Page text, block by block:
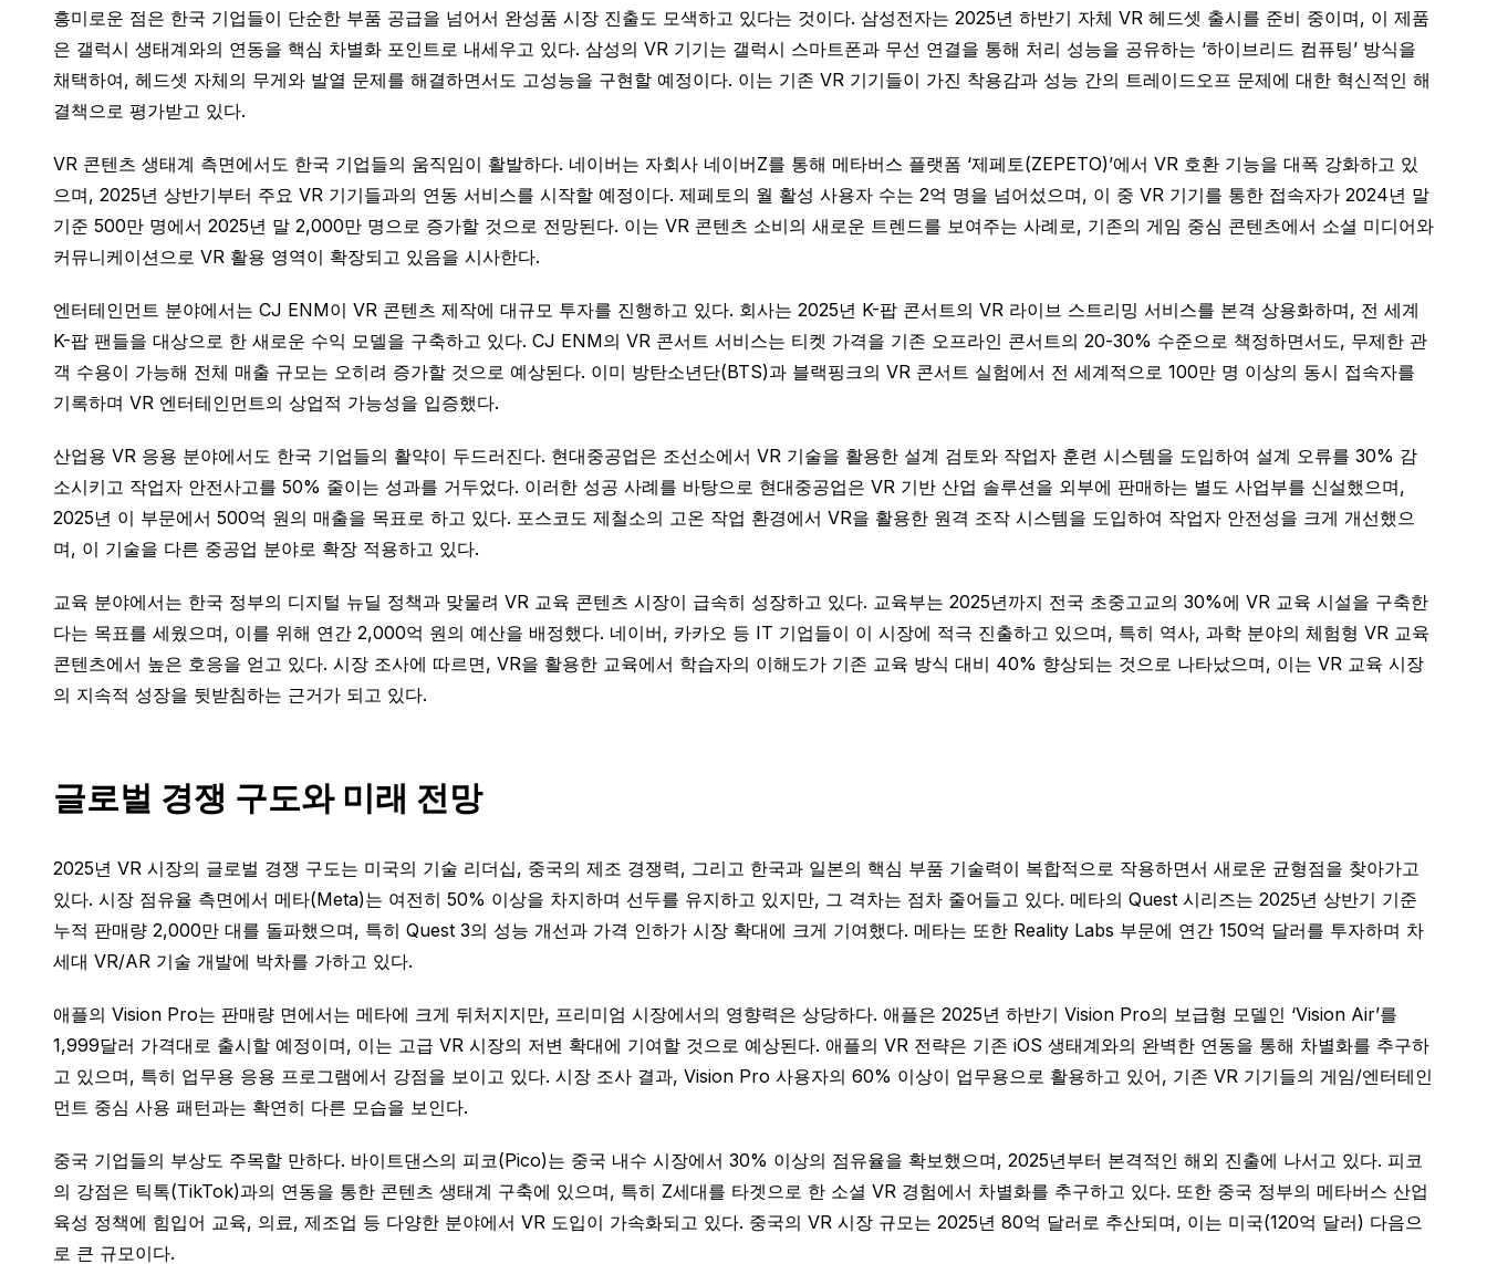
흥미로운 점은 한국 기업들이 단순한 부품 공급을 넘어서 완성품 시장 진출도 모색하고 있다는 것이다. 삼성전자는 2025년 하반기 자체 VR 헤드셋 출시를 준비 중이며, 이 제품
은 갤럭시 생태계와의 연동을 핵심 차별화 포인트로 내세우고 있다. 삼성의 VR 기기는 갤럭시 스마트폰과 무선 연결을 통해 처리 성능을 공유하는 ‘하이브리드 컴퓨팅’ 방식을
채택하여, 헤드셋 자체의 무게와 발열 문제를 해결하면서도 고성능을 구현할 예정이다. 이는 기존 VR 기기들이 가진 착용감과 성능 간의 트레이드오프 문제에 대한 혁신적인 해
결책으로 평가받고 있다.
VR 콘텐츠 생태계 측면에서도 한국 기업들의 움직임이 활발하다. 네이버는 자회사 네이버Z를 통해 메타버스 플랫폼 ‘제페토(ZEPETO)’에서 VR 호환 기능을 대폭 강화하고 있
으며, 2025년 상반기부터 주요 VR 기기들과의 연동 서비스를 시작할 예정이다. 제페토의 월 활성 사용자 수는 2억 명을 넘어섰으며, 이 중 VR 기기를 통한 접속자가 2024년 말
기준 500만 명에서 2025년 말 2,000만 명으로 증가할 것으로 전망된다. 이는 VR 콘텐츠 소비의 새로운 트렌드를 보여주는 사례로, 기존의 게임 중심 콘텐츠에서 소셜 미디어와
커뮤니케이션으로 VR 활용 영역이 확장되고 있음을 시사한다.
엔터테인먼트 분야에서는 CJ ENM이 VR 콘텐츠 제작에 대규모 투자를 진행하고 있다. 회사는 2025년 K-팝 콘서트의 VR 라이브 스트리밍 서비스를 본격 상용화하며, 전 세계
K-팝 팬들을 대상으로 한 새로운 수익 모델을 구축하고 있다. CJ ENM의 VR 콘서트 서비스는 티켓 가격을 기존 오프라인 콘서트의 20-30% 수준으로 책정하면서도, 무제한 관
객 수용이 가능해 전체 매출 규모는 오히려 증가할 것으로 예상된다. 이미 방탄소년단(BTS)과 블랙핑크의 VR 콘서트 실험에서 전 세계적으로 100만 명 이상의 동시 접속자를
기록하며 VR 엔터테인먼트의 상업적 가능성을 입증했다.
산업용 VR 응용 분야에서도 한국 기업들의 활약이 두드러진다. 현대중공업은 조선소에서 VR 기술을 활용한 설계 검토와 작업자 훈련 시스템을 도입하여 설계 오류를 30% 감
소시키고 작업자 안전사고를 50% 줄이는 성과를 거두었다. 이러한 성공 사례를 바탕으로 현대중공업은 VR 기반 산업 솔루션을 외부에 판매하는 별도 사업부를 신설했으며,
2025년 이 부문에서 500억 원의 매출을 목표로 하고 있다. 포스코도 제철소의 고온 작업 환경에서 VR을 활용한 원격 조작 시스템을 도입하여 작업자 안전성을 크게 개선했으
며, 이 기술을 다른 중공업 분야로 확장 적용하고 있다.
교육 분야에서는 한국 정부의 디지털 뉴딜 정책과 맞물려 VR 교육 콘텐츠 시장이 급속히 성장하고 있다. 교육부는 2025년까지 전국 초중고교의 30%에 VR 교육 시설을 구축한
다는 목표를 세웠으며, 이를 위해 연간 2,000억 원의 예산을 배정했다. 네이버, 카카오 등 IT 기업들이 이 시장에 적극 진출하고 있으며, 특히 역사, 과학 분야의 체험형 VR 교육
콘텐츠에서 높은 호응을 얻고 있다. 시장 조사에 따르면, VR을 활용한 교육에서 학습자의 이해도가 기존 교육 방식 대비 40% 향상되는 것으로 나타났으며, 이는 VR 교육 시장
의 지속적 성장을 뒷받침하는 근거가 되고 있다.
글로벌 경쟁 구도와 미래 전망
2025년 VR 시장의 글로벌 경쟁 구도는 미국의 기술 리더십, 중국의 제조 경쟁력, 그리고 한국과 일본의 핵심 부품 기술력이 복합적으로 작용하면서 새로운 균형점을 찾아가고
있다. 시장 점유율 측면에서 메타(Meta)는 여전히 50% 이상을 차지하며 선두를 유지하고 있지만, 그 격차는 점차 줄어들고 있다. 메타의 Quest 시리즈는 2025년 상반기 기준
누적 판매량 2,000만 대를 돌파했으며, 특히 Quest 3의 성능 개선과 가격 인하가 시장 확대에 크게 기여했다. 메타는 또한 Reality Labs 부문에 연간 150억 달러를 투자하며 차
세대 VR/AR 기술 개발에 박차를 가하고 있다.
애플의 Vision Pro는 판매량 면에서는 메타에 크게 뒤처지지만, 프리미엄 시장에서의 영향력은 상당하다. 애플은 2025년 하반기 Vision Pro의 보급형 모델인 ‘Vision Air’를
1,999달러 가격대로 출시할 예정이며, 이는 고급 VR 시장의 저변 확대에 기여할 것으로 예상된다. 애플의 VR 전략은 기존 iOS 생태계와의 완벽한 연동을 통해 차별화를 추구하
고 있으며, 특히 업무용 응용 프로그램에서 강점을 보이고 있다. 시장 조사 결과, Vision Pro 사용자의 60% 이상이 업무용으로 활용하고 있어, 기존 VR 기기들의 게임/엔터테인
먼트 중심 사용 패턴과는 확연히 다른 모습을 보인다.
중국 기업들의 부상도 주목할 만하다. 바이트댄스의 피코(Pico)는 중국 내수 시장에서 30% 이상의 점유율을 확보했으며, 2025년부터 본격적인 해외 진출에 나서고 있다. 피코
의 강점은 틱톡(TikTok)과의 연동을 통한 콘텐츠 생태계 구축에 있으며, 특히 Z세대를 타겟으로 한 소셜 VR 경험에서 차별화를 추구하고 있다. 또한 중국 정부의 메타버스 산업
육성 정책에 힘입어 교육, 의료, 제조업 등 다양한 분야에서 VR 도입이 가속화되고 있다. 중국의 VR 시장 규모는 2025년 80억 달러로 추산되며, 이는 미국(120억 달러) 다음으
로 큰 규모이다.